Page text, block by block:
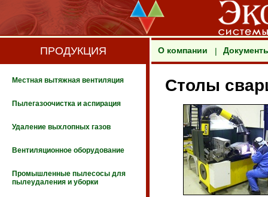
ПРОДУКЦИЯ
Местная вытяжная вентиляция
Пылегазоочистка и аспирация
Удаление выхлопных газов
Вентиляционное оборудование
Промышленные пылесосы для
пылеудаления и уборки
О компании |
Столы